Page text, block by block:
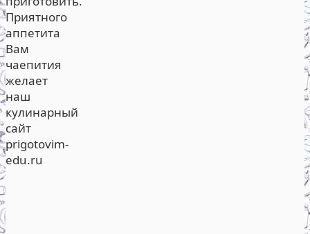
Приятного
аппетита
Вам
чаепития
желает
наш
кулинарный
сайт
prigotovim-
edu.ru